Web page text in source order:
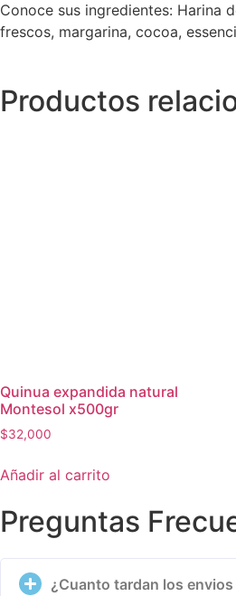
Conoce sus ingredientes: Harina
frescos, margarina, cocoa,
Productos
Quinua expandida natural
Montesol x500gr
$32,000
Añadir al carrito
Preguntas
¿Cuanto tardan los